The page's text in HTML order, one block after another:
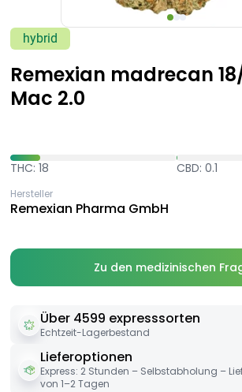
hybrid
Remexian madrecan
Mac 2.0
THC: 18 CBD: 0.1
Hersteller
Remexian Pharma GmbH
Zu den medizinischen
Über 4599 expresssorten
Echtzeit-Lagerbestand
Lieferoptionen
Express: 2 Stunden – Selbstabholung –
von 1–2 Tagen